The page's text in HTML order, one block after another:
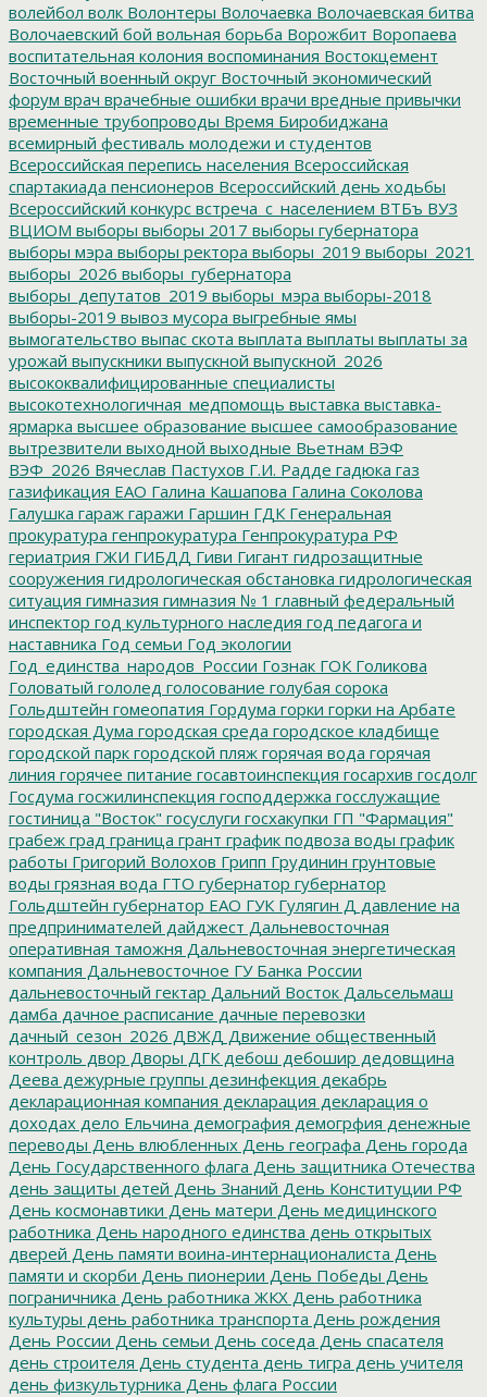
волейбол волк Волонтеры Волочаевка Волочаевская битва
Волочаевский бой вольная борьба Ворожбит Воропаева
воспитательная колония воспоминания Востокцемент
Восточный военный округ Восточный экономический
форум врач врачебные ошибки врачи вредные привычки
временные трубопроводы Время Биробиджана
всемирный фестиваль молодежи и студентов
Всероссийская перепись населения Всероссийская
спартакиада пенсионеров Всероссийский день ходьбы
Всероссийский конкурс встреча_с_населением ВТБъ ВУЗ
ВЦИОМ выборы выборы 2017 выборы губернатора
выборы мэра выборы ректора выборы_2019 выборы_2021
выборы_2026 выборы_губернатора
выборы_депутатов_2019 выборы_мэра выборы-2018
выборы-2019 вывоз мусора выгребные ямы
вымогательство выпас скота выплата выплаты выплаты за
урожай выпускники выпускной выпускной_2026
высококвалифицированные специалисты
высокотехнологичная_медпомощь выставка выставка-
ярмарка высшее образование высшее самообразование
вытрезвители выходной выходные Вьетнам ВЭФ
ВЭФ_2026 Вячеслав Пастухов Г.И. Радде гадюка газ
газификация ЕАО Галина Кашапова Галина Соколова
Галушка гараж гаражи Гаршин ГДК Генеральная
прокуратура генпрокуратура Генпрокуратура РФ
гериатрия ГЖИ ГИБДД Гиви Гигант гидрозащитные
сооружения гидрологическая обстановка гидрологическая
ситуация гимназия гимназия № 1 главный федеральный
инспектор год культурного наследия год педагога и
наставника Год семьи Год экологии
Год_единства_народов_России Гознак ГОК Голикова
Головатый гололед голосование голубая сорока
Гольдштейн гомеопатия Гордума горки горки на Арбате
городская Дума городская среда городское кладбище
городской парк городской пляж горячая вода горячая
линия горячее питание госавтоинспекция госархив госдолг
Госдума госжилинспекция господдержка госслужащие
гостиница "Восток" госуслуги госхакупки ГП "Фармация"
грабеж град граница грант график подвоза воды график
работы Григорий Волохов Грипп Грудинин грунтовые
воды грязная вода ГТО губернатор губернатор
Гольдштейн губернатор ЕАО ГУК Гулягин Д давление на
предпринимателей дайджест Дальневосточная
оперативная таможня Дальневосточная энергетическая
компания Дальневосточное ГУ Банка России
дальневосточный гектар Дальний Восток Дальсельмаш
дамба дачное расписание дачные перевозки
дачный_сезон_2026 ДВЖД Движение общественный
контроль двор Дворы ДГК дебош дебошир дедовщина
Деева дежурные группы дезинфекция декабрь
декларационная компания декларация декларация о
доходах дело Ельчина демография демогрфия денежные
переводы День влюбленных День географа День города
День Государственного флага День защитника Отечества
день защиты детей День Знаний День Конституции РФ
День космонавтики День матери День медицинского
работника День народного единства день открытых
дверей День памяти воина-интернационалиста День
памяти и скорби День пионерии День Победы День
пограничника День работника ЖКХ День работника
культуры день работника транспорта День рождения
День России День семьи День соседа День спасателя
день строителя День студента день тигра день учителя
день физкультурника День флага России